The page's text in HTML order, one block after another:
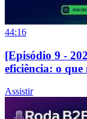
44:16
[Episódio 9 -
eficiência: o
Assistir